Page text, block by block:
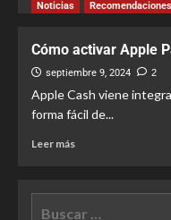
Noticias Recomendaciones
Cómo activar Apple
septiembre 9, 2024 2
Apple Cash viene
forma fácil de...
Leer más